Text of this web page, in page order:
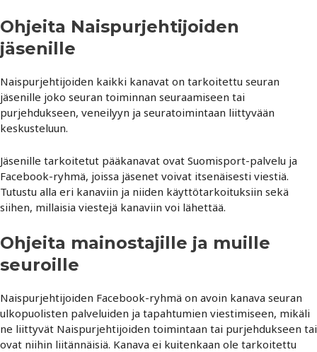
Ohjeita Naispurjehtijoiden
jäsenille
Naispurjehtijoiden kaikki kanavat on tarkoitettu seuran
jäsenille joko seuran toiminnan seuraamiseen tai
purjehdukseen, veneilyyn ja seuratoimintaan liittyvään
keskusteluun.
Jäsenille tarkoitetut pääkanavat ovat Suomisport-palvelu ja
Facebook-ryhmä, joissa jäsenet voivat itsenäisesti viestiä.
Tutustu alla eri kanaviin ja niiden käyttötarkoituksiin sekä
siihen, millaisia viestejä kanaviin voi lähettää.
Ohjeita mainostajille ja muille
seuroille
Naispurjehtijoiden Facebook-ryhmä on avoin kanava seuran
ulkopuolisten palveluiden ja tapahtumien viestimiseen, mikäli
ne liittyvät Naispurjehtijoiden toimintaan tai purjehdukseen tai
ovat niihin liitännäisiä. Kanava ei kuitenkaan ole tarkoitettu